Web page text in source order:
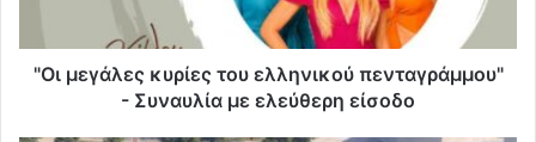
"Οι μεγάλες κυρίες του ελληνικού πενταγράμμου"
- Συναυλία με ελεύθερη είσοδο